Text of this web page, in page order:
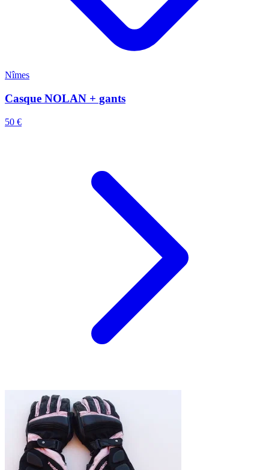
Nîmes
Casque NOLAN + gants
50 €